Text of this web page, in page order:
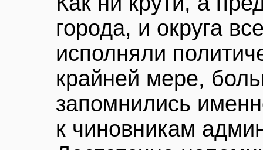
города, и округа
исполняли
крайней мере,
запомнились
к чиновникам